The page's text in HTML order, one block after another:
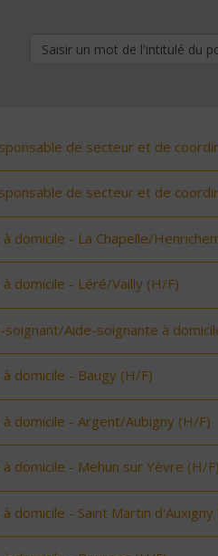
de secteur et de
de secteur et de
à domicile - La Chapelle/
à domicile - Léré/Vailly (H/F)
soignant/Aide-soignante à
à domicile - Baugy (H/F)
à domicile - Argent/Aubigny (H/F)
à domicile - Mehun sur Yèvre (H/F)
à domicile - Saint Martin d'Auxigny